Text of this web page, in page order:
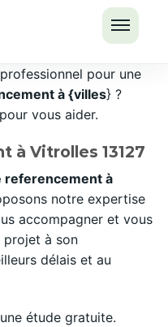
LE
pour une
à {villes} ?
vous aider.
à Vitrolles 13127
referencement à
notre expertise
accompagner et vous
projet à son
délais et au
étude gratuite.